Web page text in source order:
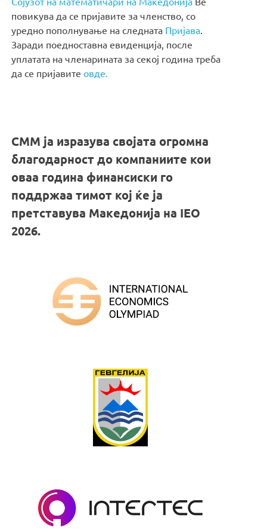
повикува да се пријавите за членство, со
уредно пополнување на следната Пријава
Заради поедноставна евиденција, после
уплатата на членарината за секој година треба
да се пријавитеовде.
СММ ја изразува својата огромна
благодарност до компаниите кои
оваа година финансиски го
поддржаа тимот кој ќе ја
претставува Македонија на IEO
2026.